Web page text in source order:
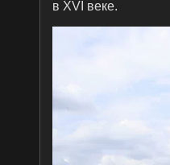
в XVI веке.